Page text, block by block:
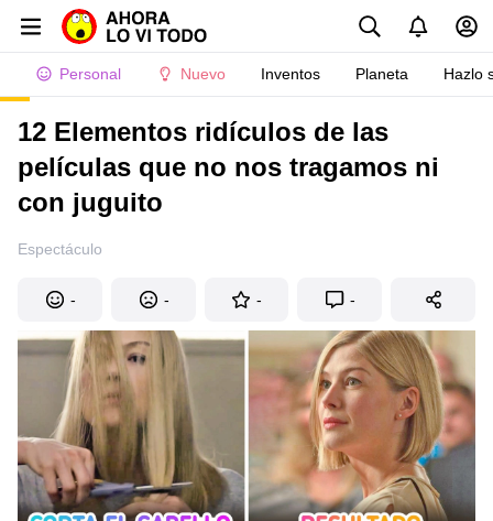
Personal Nuevo Inventos Planeta Hazlo
12 Elementos ridículos de las
películas que no nos tragamos ni
con juguito
Espectáculo
- - - -